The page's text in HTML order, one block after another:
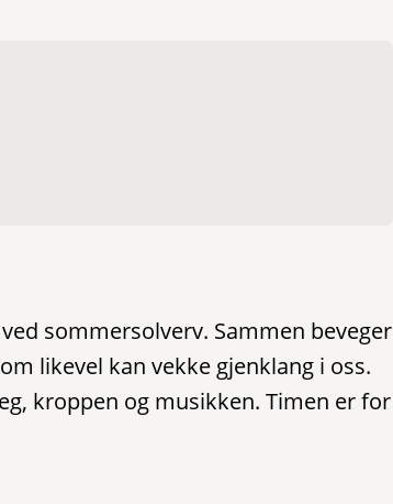
sommersolverv. Sammen beveger
likevel kan vekke gjenklang i oss.
kroppen og musikken. Timen er for